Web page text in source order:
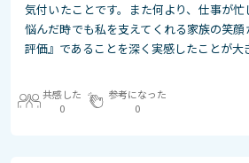
気付いたことです。また何より、仕事が
悩んだ時でも私を支えてくれる家族の笑
評価』であることを深く実感したことが大
共感した
0
参考になった
0